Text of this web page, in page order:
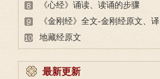
《心经》诵读、读诵的步骤
《金刚经》全文-金刚经原文、译
文及释意
地藏经原文
最新更新